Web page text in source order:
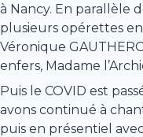
à Nancy. En parallèle
plusieurs opérettes
Véronique
enfers, Madame
Puis le COVID est
avons continué à
puis en présentiel